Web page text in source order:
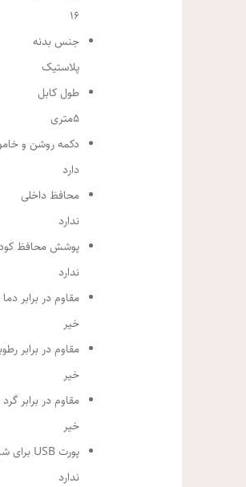
16
جنس بدنه
پلاستیک
طول کابل
5متری
دکمه روشن و
دارد
محافظ داخلی
ندارد
پوشش محافظ
ندارد
مقاوم در برابر
خیر
مقاوم در برابر
خیر
مقاوم در برابر گرد
خیر
پورت USB برای شارژ
ندارد